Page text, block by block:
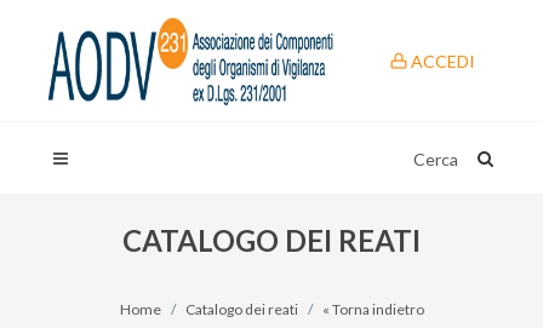
ACCEDI
Cerca
CATALOGO DEI REATI
Home Catalogo dei reati « Torna indietro